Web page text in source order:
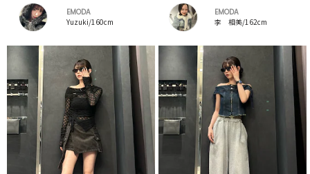
EMODA
Yuzuki/160cm
EMODA
李 相美/162cm